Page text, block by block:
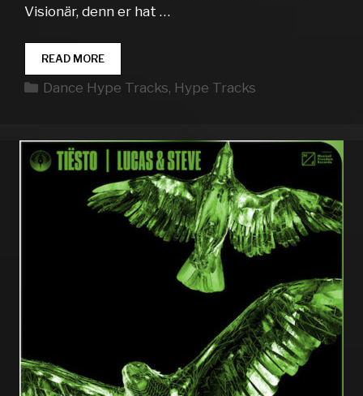
Visionär, denn er hat …
READ MOREDANCE
HYPE
TRACKS
Kategorien
Dance Hype Tracks, Hype Tracks